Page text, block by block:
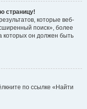
страницу!
которые веб-
поиск», более
которых он должен быть
по ссылке «Найти